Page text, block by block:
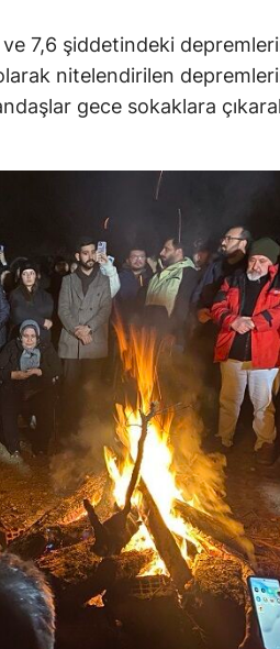
7,6 şiddetindeki
nitelendirilen
gece sokaklara